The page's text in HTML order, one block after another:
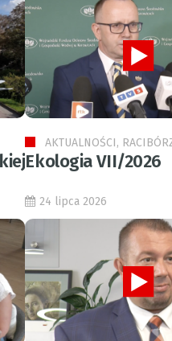
AKTUALNOŚCI,
Ekologia VII/2026
24 lipca 2026